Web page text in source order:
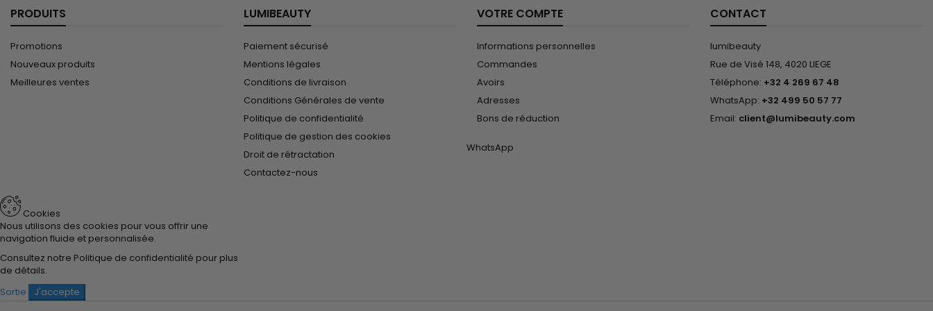
PRODUITS
Promotions
Nouveaux produits
Meilleures ventes
LUMIBEAUTY
Paiement sécurisé
Mentions légales
Conditions de livraison
Conditions Générales de vente
Politique de confidentialité
Politique de gestion des cookies
Droit de rétractation
Contactez-nous
VOTRE COMPTE
Informations personnelles
Commandes
Avoirs
Adresses
Bons de réduction
CONTACT
lumibeauty
Rue de Visé 148, 4020 LIEGE
Téléphone: +32 4 269 67 48
WhatsApp: +32 499 50 57 77
Email: client@lumibeauty.com
WhatsApp
Cookies
Nous utilisons des cookies pour vous offrir une
navigation fluide et personnalisée.
Consultez notre Politique de confidentialité pour plus
de détails.
Sortie
J'accepte